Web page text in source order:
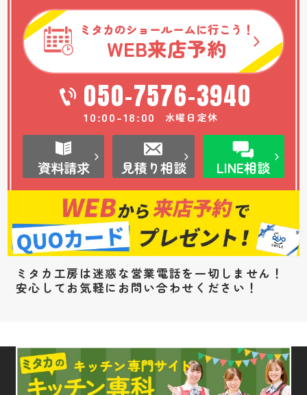
ミタカのショールームに行こう！
WEB来店予約
050-7576-3940
10:00-18:00 水曜日定休
資料請求 見積り相談 LINE相談
ミタカ工房は迷惑な営業電話を一切しません！
安心してお気軽にお問い合わせください！